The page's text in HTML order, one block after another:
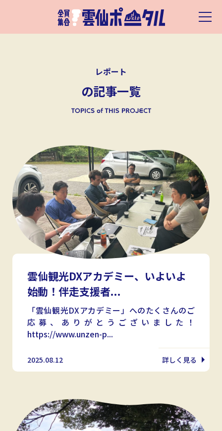
レポート
の記事一覧
雲仙観光DXアカデミー、いよいよ
始動！伴走支援者...
「雲仙観光DXアカデミー」へのたくさんのご
応募、ありがとうございました！
https://www.unzen-p...
2025.08.12 詳しく見る